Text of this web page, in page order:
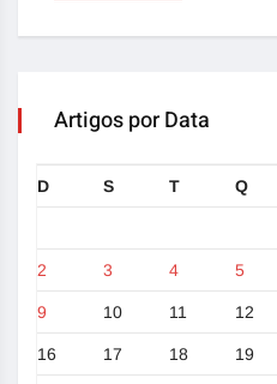
Artigos por Data
D S T Q
2 3 4 5
9 10 11 12
16 17 18 19